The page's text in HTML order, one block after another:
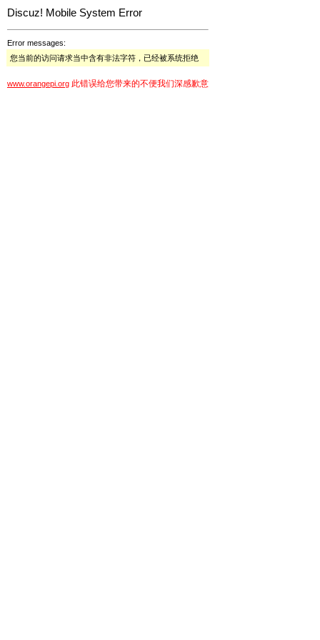
Discuz! Mobile System Error
Error messages:
您当前的访问请求当中含有非法字符，已经被系统拒绝
www.orangepi.org 此错误给您带来的不便我们深感歉意